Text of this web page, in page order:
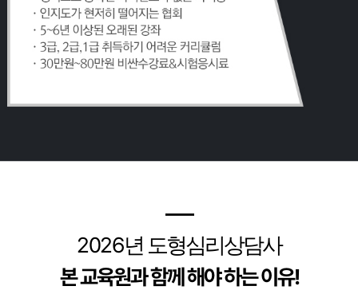
━
2026년 도형심리상담사
본 교육원과 함께 해야 하는 이유!